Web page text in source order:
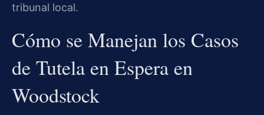
tribunal local.
Cómo se Manejan los Casos
de Tutela en Espera en
Woodstock